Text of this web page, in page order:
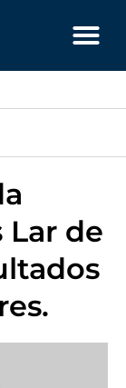
Lar de